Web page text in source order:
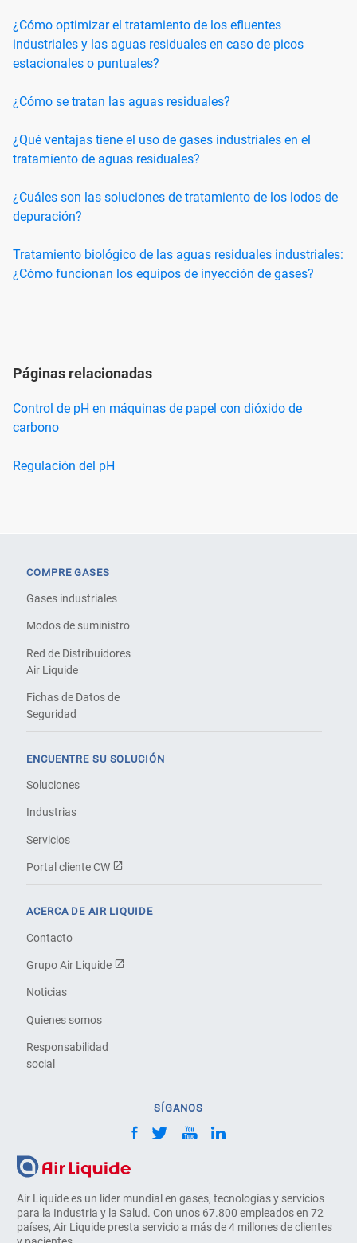
¿Cómo optimizar el tratamiento de los efluentes
industriales y las aguas residuales en caso de picos
estacionales o puntuales?
¿Cómo se tratan las aguas residuales?
¿Qué ventajas tiene el uso de gases industriales en el
tratamiento de aguas residuales?
¿Cuáles son las soluciones de tratamiento de los lodos de
depuración?
Tratamiento biológico de las aguas residuales industriales:
¿Cómo funcionan los equipos de inyección de gases?
Páginas relacionadas
Control de pH en máquinas de papel con dióxido de
carbono
Regulación del pH
Air Liquide es un líder mundial en gases, tecnologías y servicios
para la Industria y la Salud. Con unos 67.800 empleados en 72
países, Air Liquide presta servicio a más de 4 millones de clientes
COMPRE GASES
Gases industriales
Modos de suministro
Red de Distribuidores
Air Liquide
Fichas de Datos de
Seguridad
ENCUENTRE SU SOLUCIÓN
Soluciones
Industrias
Servicios
Portal cliente CW
ACERCA DE AIR LIQUIDE
Contacto
Grupo Air Liquide
Noticias
Quienes somos
Responsabilidad
social
SÍGANOS